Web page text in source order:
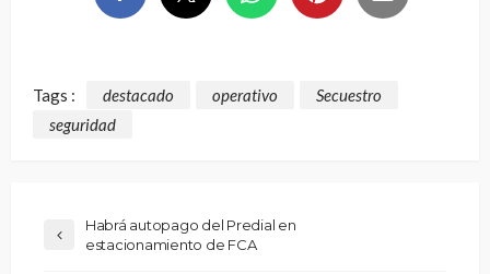
Tags : destacado operativo
Secuestro
seguridad
Habrá autopago del Predial en
estacionamiento de FCA